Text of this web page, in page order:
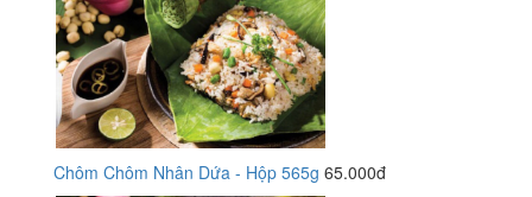
Chôm Chôm Nhân Dứa - Hộp 565g 65.000đ